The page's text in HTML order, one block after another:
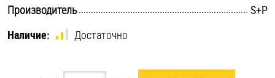
Штифты и пальцы
Производитель
S+P
Наличие:
Достаточно